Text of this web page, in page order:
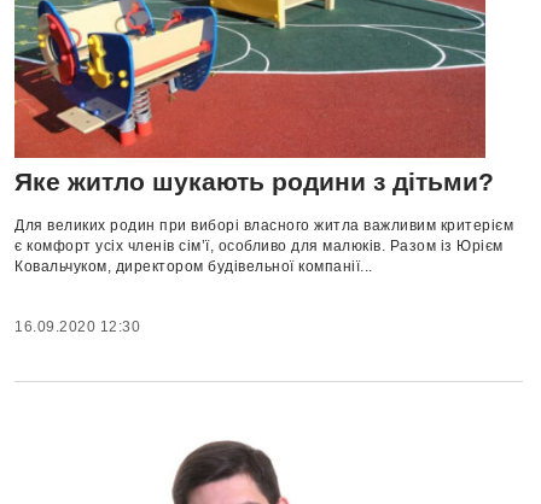
Яке житло шукають родини з дітьми?
Для великих родин при виборі власного житла важливим критерієм
є комфорт усіх членів сім’ї, особливо для малюків. Разом із Юрієм
Ковальчуком, директором будівельної компанії...
16.09.2020 12:30